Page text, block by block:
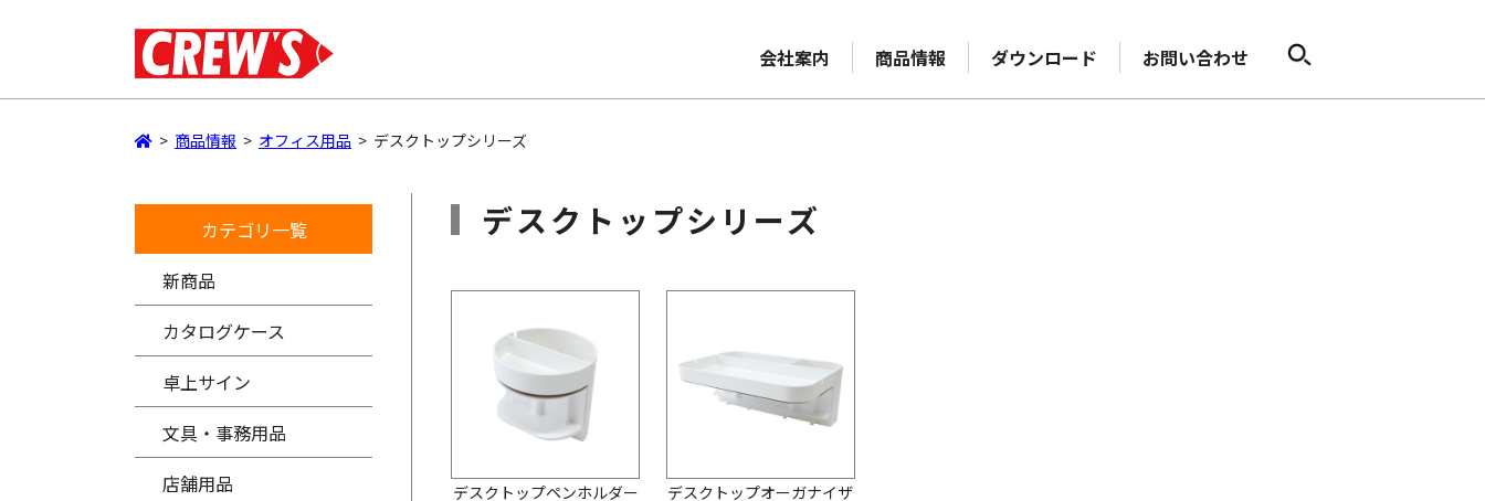
会社案内 商品情報 ダウンロード お問い合わせ
> 商品情報 > オフィス用品 > デスクトップシリーズ
カテゴリ一覧
新商品
カタログケース
卓上サイン
文具・事務用品
店舗用品
デスクトップシリーズ
デスクトップペンホルダー
デスクトップオーガナイザ